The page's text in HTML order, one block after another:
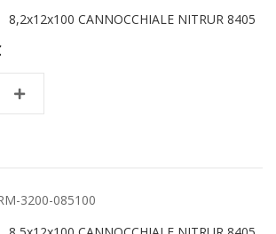
8,2x12x100 CANNOCCHIALE NITRUR 8405
3200-085100